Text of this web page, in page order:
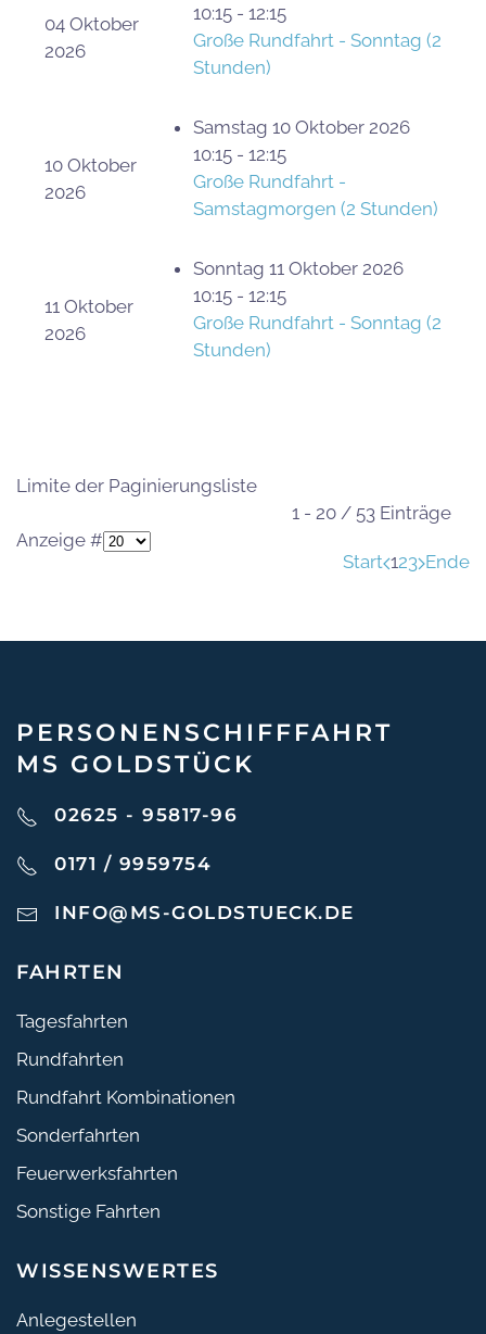
04 Oktober
2026
10:15 - 12:15
Große Rundfahrt - Sonntag (2
Stunden)
10 Oktober
2026
Samstag 10 Oktober 2026
10:15 - 12:15
Große Rundfahrt -
Samstagmorgen (2 Stunden)
11 Oktober
2026
Sonntag 11 Oktober 2026
10:15 - 12:15
Große Rundfahrt - Sonntag (2
Stunden)
Limite der Paginierungsliste
1 - 20 / 53 Einträge
Anzeige #
Start 123 Ende
PERSONEN­SCHIFF­FAHRT
MS GOLDSTÜCK
02625 - 95817-96
0171 / 9959754
INFO@MS-GOLDSTUECK.DE
FAHRTEN
Tagesfahrten
Rundfahrten
Rundfahrt Kombinationen
Sonderfahrten
Feuerwerksfahrten
Sonstige Fahrten
WISSENSWERTES
Anlegestellen